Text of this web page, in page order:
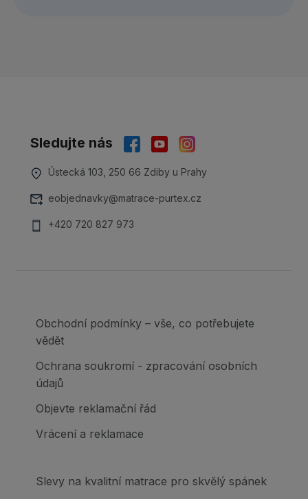
Sledujte nás
Ústecká 103, 250 66 Zdiby u Prahy
eobjednavky@matrace-purtex.cz
+420 720 827 973
Obchodní podmínky – vše, co potřebujete
vědět
Ochrana soukromí - zpracování osobních
údajů
Objevte reklamační řád
Vrácení a reklamace
Slevy na kvalitní matrace pro skvělý spánek